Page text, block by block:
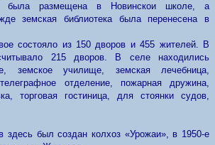
была размещена в Новинскои школе, а
земская библиотека была перенесена в
состояло из 150 дворов и 455 жителей. В
215 дворов. В селе находились
земское училище, земская лечебница,
телеграфное отделение, пожарная дружина,
торговая гостиница, для стоянки судов,
здесь был создан колхоз «Урожаи», в 1950-е